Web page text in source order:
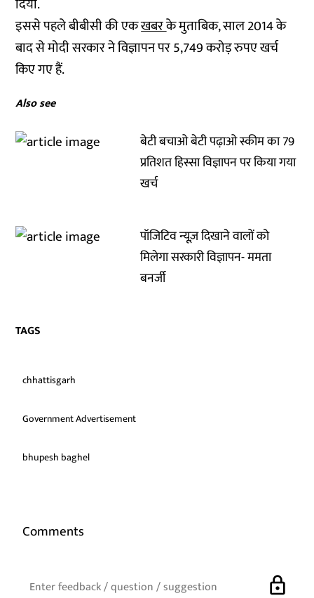
दिया.
इससे पहले बीबीसी की एकखबरके मुताबिक, साल 2014 के
बाद से मोदी सरकार ने विज्ञापन पर 5,749 करोड़ रुपए खर्च
किए गए हैं.
Also see
बेटी बचाओ बेटी पढ़ाओ स्कीम का 79
प्रतिशत हिस्सा विज्ञापन पर किया गया
खर्च
पॉजिटिव न्यूज़ दिखाने वालों को
मिलेगा सरकारी विज्ञापन- ममता
बनर्जी
TAGS
chhattisgarh
Government Advertisement
bhupesh baghel
Comments
lock